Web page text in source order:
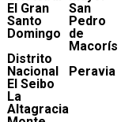
El Gran
Santo
Domingo
San
Pedro
de
Macorís
Distrito
Nacional
Peravia
El Seibo
La
Altagracia